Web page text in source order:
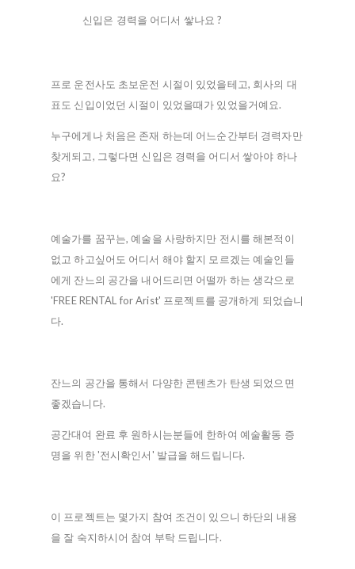
신입은 경력을 어디서 쌓나요 ?
프로 운전사도 초보운전 시절이 있었을테고, 회사의 대
표도 신입이었던 시절이 있었을때가 있었을거예요.
누구에게나 처음은 존재 하는데 어느순간부터 경력자만
찾게되고, 그렇다면 신입은 경력을 어디서 쌓아야 하나
요?
예술가를 꿈꾸는, 예술을 사랑하지만 전시를 해본적이
없고 하고싶어도 어디서 해야 할지 모르겠는 예술인들
에게 잔느의 공간을 내어드리면 어떨까 하는 생각으로
'FREE RENTAL for Arist' 프로젝트를 공개하게 되었습니
다.
잔느의 공간을 통해서 다양한 콘텐츠가 탄생 되었으면
좋겠습니다.
공간대여 완료 후 원하시는분들에 한하여 예술활동 증
명을 위한 '전시확인서' 발급을 해드립니다.
이 프로젝트는 몇가지 참여 조건이 있으니 하단의 내용
을 잘 숙지하시어 참여 부탁 드립니다.